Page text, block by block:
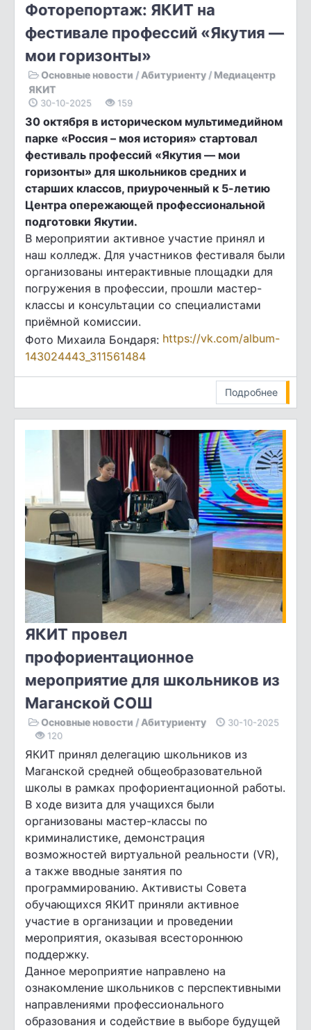
Фоторепортаж: ЯКИТ на
фестивале профессий «Якутия —
мои горизонты»
Основные новости /Абитуриенту/ Медиацентр
ЯКИТ
30-10-2025 159
30 октября в историческом мультимедийном
парке «Россия – моя история» стартовал
фестиваль профессий «Якутия — мои
горизонты» для школьников средних и
старших классов, приуроченный к 5-летию
Центра опережающей профессиональной
подготовки Якутии.
В мероприятии активное участие принял и
наш колледж. Для участников фестиваля были
организованы интерактивные площадки для
погружения в профессии, прошли мастер-
классы и консультации со специалистами
приёмной комиссии.
Фото Михаила Бондаря: https://vk.com/album-
143024443_311561484
Подробнее
ЯКИТ провел
профориентационное
мероприятие для школьников из
Маганской СОШ
Основные новости / Абитуриенту
30-10-2025
120
ЯКИТ принял делегацию школьников из
Маганской средней общеобразовательной
школы в рамках профориентационной работы.
В ходе визита для учащихся были
организованы мастер-классы по
криминалистике, демонстрация
возможностей виртуальной реальности (VR),
а также вводные занятия по
программированию. Активисты Совета
обучающихся ЯКИТ приняли активное
участие в организации и проведении
мероприятия, оказывая всестороннюю
поддержку.
Данное мероприятие направлено на
ознакомление школьников с перспективными
направлениями профессионального
образования и содействие в выборе будущей